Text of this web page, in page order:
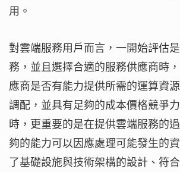
用。
對雲端服務用戶而言，一開始評估
務，並且選擇合適的服務供應商時
應商是否有能力提供所需的運算資
調配，並具有足夠的成本價格競爭
時，更重要的是在提供雲端服務的
夠的能力可以因應處理可能發生的
了基礎設施與技術架構的設計、符